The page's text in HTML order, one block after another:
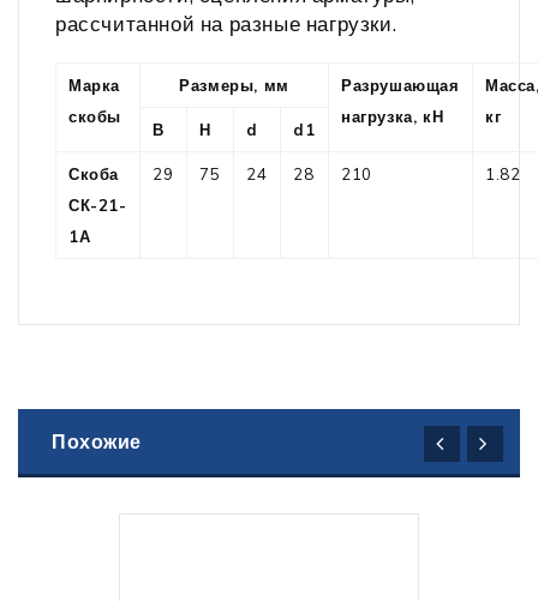
рассчитанной на разные нагрузки.
Марка
скобы
Размеры, мм
Разрушающая
нагрузка, кН
кг
В Н d d1
Скоба
СК-21-
1А
29 75 24 28 210 1.82
Похожие